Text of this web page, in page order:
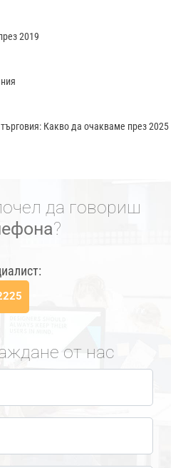
2019
Какво да очакваме през 2025
да говориш
?
от нас